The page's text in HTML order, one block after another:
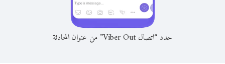
حدد “اتصال Viber Out” من عنوان المحادثة